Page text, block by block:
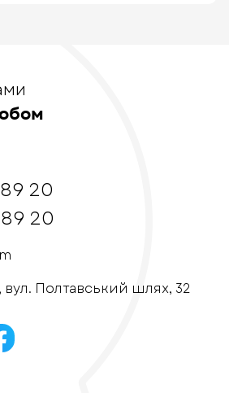
20
20
вул. Полтавський шлях, 32